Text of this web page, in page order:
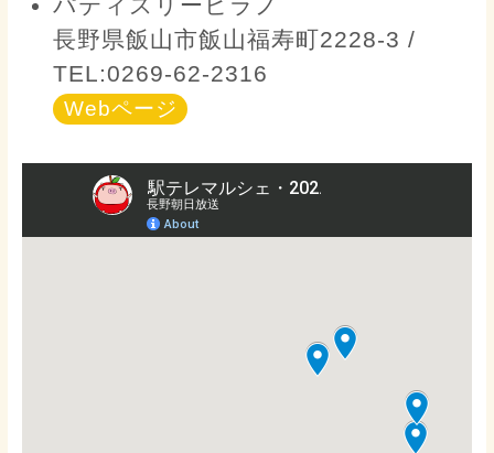
長野県飯山市飯山福寿町2228-3 /
TEL:0269-62-2316
Webページ